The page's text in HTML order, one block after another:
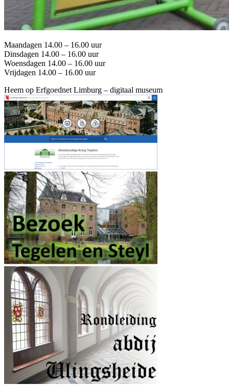
Maandagen 14.00 – 16.00 uur
Dinsdagen 14.00 – 16.00 uur
Woensdagen 14.00 – 16.00 uur
Vrijdagen 14.00 – 16.00 uur
Heem op Erfgoednet Limburg – digitaal museum